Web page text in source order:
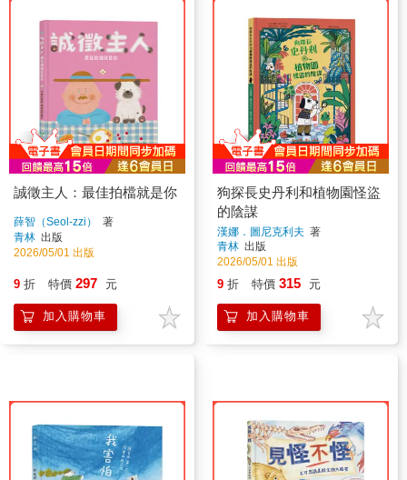
誠徵主人：最佳拍檔就是你
薛智（Seol-zzi）
著
青林 出版
2026/05/01 出版
9 折 特價 297 元
加入購物車
狗探長史丹利和植物園怪盜
的陰謀
漢娜．圖尼克利夫 著
青林 出版
2026/05/01 出版
9 折 特價 315 元
加入購物車